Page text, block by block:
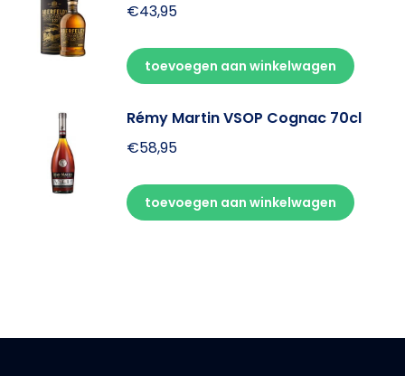
€43,95
toevoegen aan winkelwagen
Rémy Martin VSOP Cognac 70cl
€58,95
toevoegen aan winkelwagen